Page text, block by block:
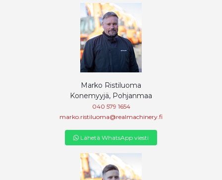
Marko Ristiluoma
Konemyyjä, Pohjanmaa
040 579 1654
marko.ristiluoma@realmachinery.fi
Lähetä WhatsApp viesti